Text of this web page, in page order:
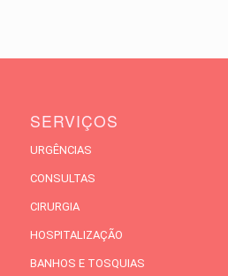
SERVIÇOS
URGÊNCIAS
CONSULTAS
CIRURGIA
HOSPITALIZAÇÃO
BANHOS E TOSQUIAS